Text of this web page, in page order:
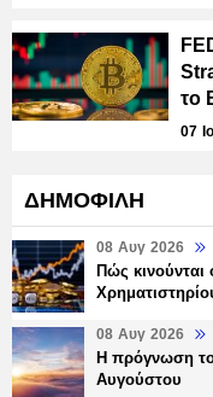
το
07
ΔΗΜΟΦΙΛΗ
08 Αυγ 2026
Πώς
08 Αυγ 2026
Η πρόγνωση
Αυγούστου